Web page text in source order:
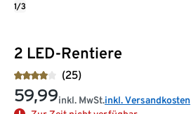
2 LED-Rentiere
(25)
59,99inkl. MwSt.inkl. Versandkosten
1/3